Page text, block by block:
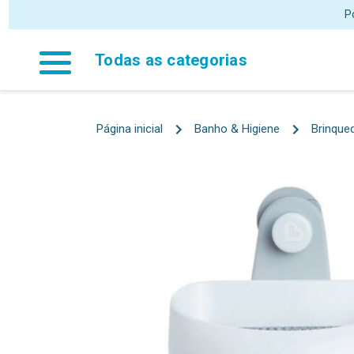
Todas as categorias
Página inicial Banho & Higiene